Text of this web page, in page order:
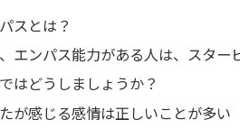
スとは？
エンパス能力がある人は、スタ
はどうしましょうか？
が感じる感情は正しいことが多い